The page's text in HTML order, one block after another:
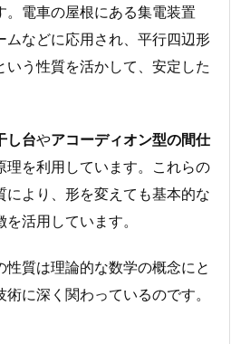
電車の屋根にある集電装置
ムなどに応用され、平行四辺形
う性質を活かして、安定した
し台やアコーディオン型の間仕
理を利用しています。これらの
より、形を変えても基本的な
活用しています。
質は理論的な数学の概念にと
に深く関わっているのです。